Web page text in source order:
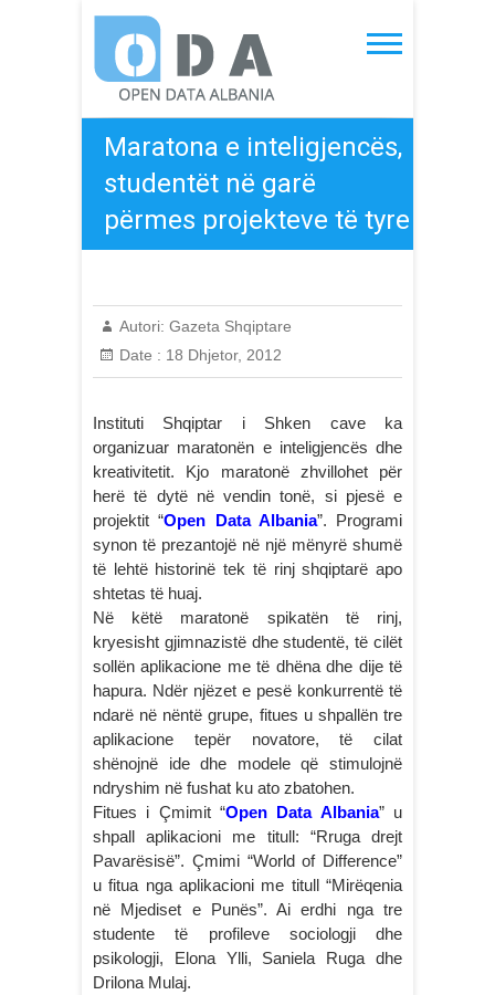
content
Open Data Albania
Maratona e inteligjencës,
studentët në garë
përmes projekteve të tyre
Autori: Gazeta Shqiptare
Date : 18 Dhjetor, 2012
Instituti Shqiptar i Shken cave ka
organizuar maratonën e inteligjencës dhe
kreativitetit. Kjo maratonë zhvillohet për
herë të dytë në vendin tonë, si pjesë e
projektit “Open Data Albania”. Programi
synon të prezantojë në një mënyrë shumë
të lehtë historinë tek të rinj shqiptarë apo
shtetas të huaj.
Në këtë maratonë spikatën të rinj,
kryesisht gjimnazistë dhe studentë, të cilët
sollën aplikacione me të dhëna dhe dije të
hapura. Ndër njëzet e pesë konkurrentë të
ndarë në nëntë grupe, fitues u shpallën tre
aplikacione tepër novatore, të cilat
shënojnë ide dhe modele që stimulojnë
ndryshim në fushat ku ato zbatohen.
Fitues i Çmimit “Open Data Albania” u
shpall aplikacioni me titull: “Rruga drejt
Pavarësisë”. Çmimi “World of Difference”
u fitua nga aplikacioni me titull “Mirëqenia
në Mjediset e Punës”. Ai erdhi nga tre
studente të profileve sociologji dhe
psikologji, Elona Ylli, Saniela Ruga dhe
Drilona Mulaj.